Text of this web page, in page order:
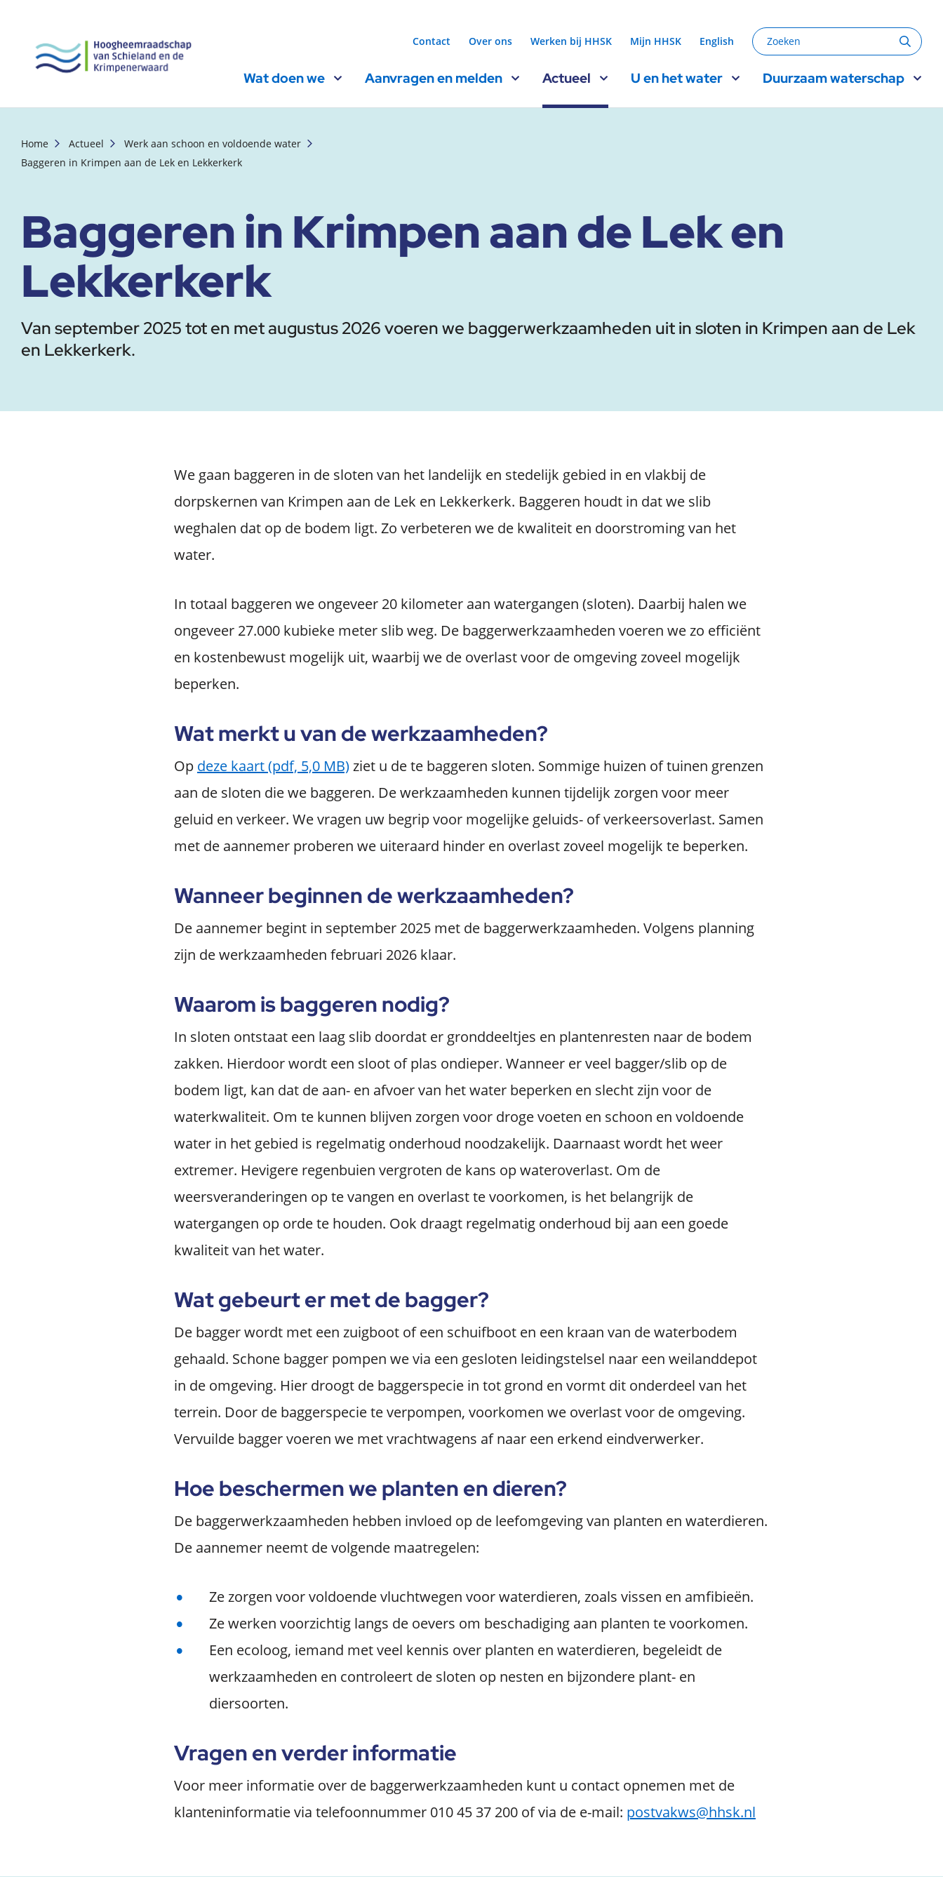
Contact Over ons Werken bij HHSK Mijn HHSK English Zoeken
Wat doen we Aanvragen en melden Actueel U en het water Duurzaam waterschap
Home Actueel
Werk aan schoon en voldoende water
Baggeren in Krimpen aan de Lek en Lekkerkerk
Baggeren in Krimpen aan de Lek en
Lekkerkerk
Van september 2025 tot en met augustus 2026 voeren we baggerwerkzaamheden uit in sloten in Krimpen aan de Lek
en Lekkerkerk.
We gaan baggeren in de sloten van het landelijk en stedelijk gebied in en vlakbij de
dorpskernen van Krimpen aan de Lek en Lekkerkerk. Baggeren houdt in dat we slib
weghalen dat op de bodem ligt. Zo verbeteren we de kwaliteit en doorstroming van het
water.
In totaal baggeren we ongeveer 20 kilometer aan watergangen (sloten). Daarbij halen we
ongeveer 27.000 kubieke meter slib weg. De baggerwerkzaamheden voeren we zo efficiënt
en kostenbewust mogelijk uit, waarbij we de overlast voor de omgeving zoveel mogelijk
beperken.
Wat merkt u van de werkzaamheden?
Op deze kaart‌ (pdf, 5,0 MB)ziet u de te baggeren sloten. Sommige huizen of tuinen grenzen
aan de sloten die we baggeren. De werkzaamheden kunnen tijdelijk zorgen voor meer
geluid en verkeer. We vragen uw begrip voor mogelijke geluids- of verkeersoverlast. Samen
met de aannemer proberen we uiteraard hinder en overlast zoveel mogelijk te beperken.
Wanneer beginnen de werkzaamheden?
De aannemer begint in september 2025 met de baggerwerkzaamheden. Volgens planning
zijn de werkzaamheden februari 2026 klaar.
Waarom is baggeren nodig?
In sloten ontstaat een laag slib doordat er gronddeeltjes en plantenresten naar de bodem
zakken. Hierdoor wordt een sloot of plas ondieper. Wanneer er veel bagger/slib op de
bodem ligt, kan dat de aan- en afvoer van het water beperken en slecht zijn voor de
waterkwaliteit. Om te kunnen blijven zorgen voor droge voeten en schoon en voldoende
water in het gebied is regelmatig onderhoud noodzakelijk. Daarnaast wordt het weer
extremer. Hevigere regenbuien vergroten de kans op wateroverlast. Om de
weersveranderingen op te vangen en overlast te voorkomen, is het belangrijk de
watergangen op orde te houden. Ook draagt regelmatig onderhoud bij aan een goede
kwaliteit van het water.
Wat gebeurt er met de bagger?
De bagger wordt met een zuigboot of een schuifboot en een kraan van de waterbodem
gehaald. Schone bagger pompen we via een gesloten leidingstelsel naar een weilanddepot
in de omgeving. Hier droogt de baggerspecie in tot grond en vormt dit onderdeel van het
terrein. Door de baggerspecie te verpompen, voorkomen we overlast voor de omgeving.
Vervuilde bagger voeren we met vrachtwagens af naar een erkend eindverwerker.
Hoe beschermen we planten en dieren?
De baggerwerkzaamheden hebben invloed op de leefomgeving van planten en waterdieren.
De aannemer neemt de volgende maatregelen:
Ze zorgen voor voldoende vluchtwegen voor waterdieren, zoals vissen en amfibieën.
Ze werken voorzichtig langs de oevers om beschadiging aan planten te voorkomen.
Een ecoloog, iemand met veel kennis over planten en waterdieren, begeleidt de
werkzaamheden en controleert de sloten op nesten en bijzondere plant- en
diersoorten.
Vragen en verder informatie
Voor meer informatie over de baggerwerkzaamheden kunt u contact opnemen met de
klanteninformatie via telefoonnummer 010 45 37 200 of via de e-mail: postvakws@hhsk.nl